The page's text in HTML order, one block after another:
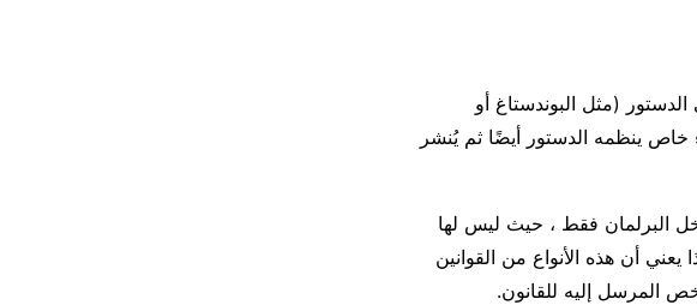
(مثل البوندستاغ أو
خاص ينظمه الدستور أيضًا ثم يُنشر
البرلمان فقط ، حيث ليس لها
أن هذه الأنواع من القوانين
المرسل إليه للقانون.